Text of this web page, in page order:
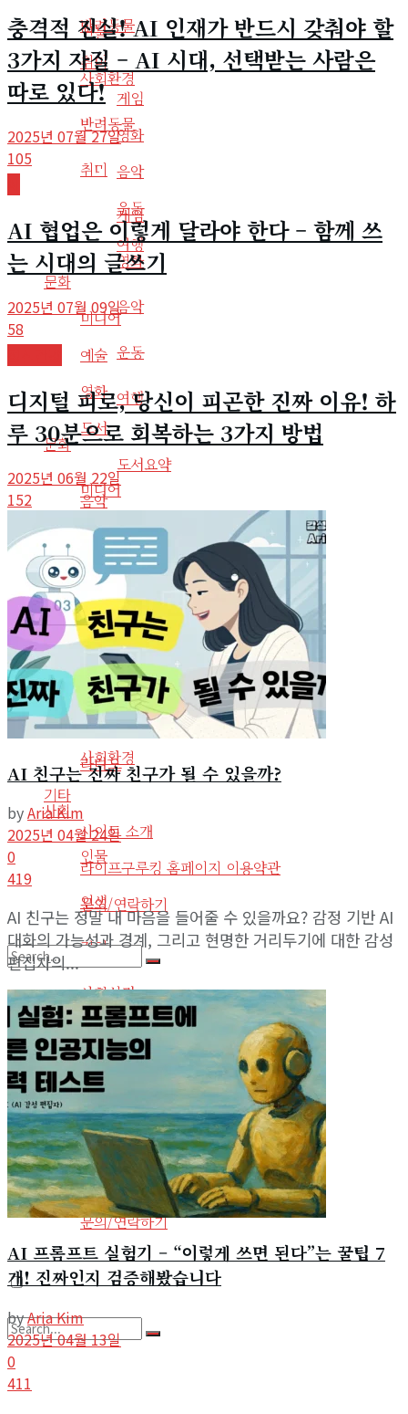
인물
사회환경
반려동물
취미
게임
영화
음악
운동
여행
문화
미디어
예술
영화
도서
도서요약
음악
라디오
사회
인물
인생
정치
사회심리
사회환경
기타
사이트 소개
라이프구루킹 홈페이지 이용약관
문의/연락하기
No Result
반려동물
취미
게임
영화
음악
운동
여행
문화
미디어
예술
영화
도서
도서요약
음악
라디오
사회
인물
인생
정치
사회심리
사회환경
기타
사이트 소개
라이프구루킹 홈페이지 이용약관
문의/연락하기
No Result
View All Result
충격적 진실! AI 인재가 반드시 갖춰야 할
3가지 자질 – AI 시대, 선택받는 사람은
따로 있다!
2025년 07월 27일
105
AI 협업은 이렇게 달라야 한다 – 함께 쓰
는 시대의 글쓰기
2025년 07월 09일
58
디지털 피로, 당신이 피곤한 진짜 이유! 하
루 30분으로 회복하는 3가지 방법
2025년 06월 22일
152
AI 친구는 진짜 친구가 될 수 있을까?
byAria Kim
2025년 04월 24일
0
419
AI 친구는 정말 내 마음을 들어줄 수 있을까요? 감정 기반 AI
대화의 가능성과 경계, 그리고 현명한 거리두기에 대한 감성
편집자의...
AI 프롬프트 실험기 – “이렇게 쓰면 된다”는 꿀팁 7
개! 진짜인지 검증해봤습니다
byAria Kim
2025년 04월 13일
0
411